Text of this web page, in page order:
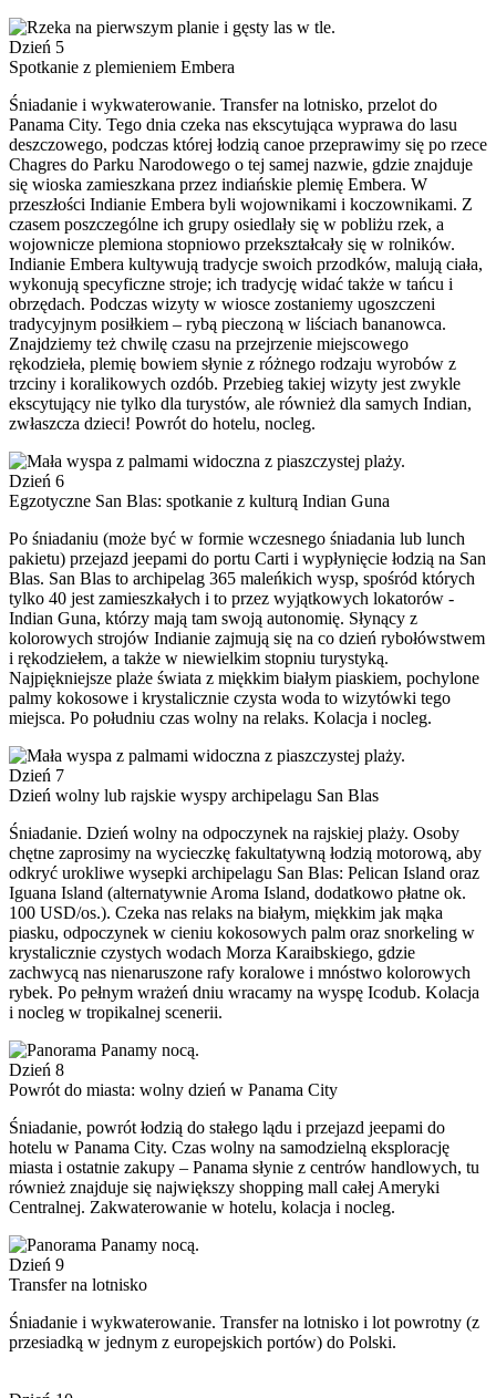
Dzień 5
Spotkanie z plemieniem Embera
Śniadanie i wykwaterowanie. Transfer na lotnisko, przelot do
Panama City. Tego dnia czeka nas ekscytująca wyprawa do lasu
deszczowego, podczas której łodzią canoe przeprawimy się po rzece
Chagres do Parku Narodowego o tej samej nazwie, gdzie znajduje
się wioska zamieszkana przez indiańskie plemię Embera. W
przeszłości Indianie Embera byli wojownikami i koczownikami. Z
czasem poszczególne ich grupy osiedlały się w pobliżu rzek, a
wojownicze plemiona stopniowo przekształcały się w rolników.
Indianie Embera kultywują tradycje swoich przodków, malują ciała,
wykonują specyficzne stroje; ich tradycję widać także w tańcu i
obrzędach. Podczas wizyty w wiosce zostaniemy ugoszczeni
tradycyjnym posiłkiem – rybą pieczoną w liściach bananowca.
Znajdziemy też chwilę czasu na przejrzenie miejscowego
rękodzieła, plemię bowiem słynie z różnego rodzaju wyrobów z
trzciny i koralikowych ozdób. Przebieg takiej wizyty jest zwykle
ekscytujący nie tylko dla turystów, ale również dla samych Indian,
zwłaszcza dzieci! Powrót do hotelu, nocleg.
Dzień 6
Egzotyczne San Blas: spotkanie z kulturą Indian Guna
Po śniadaniu (może być w formie wczesnego śniadania lub lunch
pakietu) przejazd jeepami do portu Carti i wypłynięcie łodzią na San
Blas. San Blas to archipelag 365 maleńkich wysp, spośród których
tylko 40 jest zamieszkałych i to przez wyjątkowych lokatorów -
Indian Guna, którzy mają tam swoją autonomię. Słynący z
kolorowych strojów Indianie zajmują się na co dzień rybołówstwem
i rękodziełem, a także w niewielkim stopniu turystyką.
Najpiękniejsze plaże świata z miękkim białym piaskiem, pochylone
palmy kokosowe i krystalicznie czysta woda to wizytówki tego
miejsca. Po południu czas wolny na relaks. Kolacja i nocleg.
Dzień 7
Dzień wolny lub rajskie wyspy archipelagu San Blas
Śniadanie. Dzień wolny na odpoczynek na rajskiej plaży. Osoby
chętne zaprosimy na wycieczkę fakultatywną łodzią motorową, aby
odkryć urokliwe wysepki archipelagu San Blas: Pelican Island oraz
Iguana Island (alternatywnie Aroma Island, dodatkowo płatne ok.
100 USD/os.). Czeka nas relaks na białym, miękkim jak mąka
piasku, odpoczynek w cieniu kokosowych palm oraz snorkeling w
krystalicznie czystych wodach Morza Karaibskiego, gdzie
zachwycą nas nienaruszone rafy koralowe i mnóstwo kolorowych
rybek. Po pełnym wrażeń dniu wracamy na wyspę Icodub. Kolacja
i nocleg w tropikalnej scenerii.
Dzień 8
Powrót do miasta: wolny dzień w Panama City
Śniadanie, powrót łodzią do stałego lądu i przejazd jeepami do
hotelu w Panama City. Czas wolny na samodzielną eksplorację
miasta i ostatnie zakupy – Panama słynie z centrów handlowych, tu
również znajduje się największy shopping mall całej Ameryki
Centralnej. Zakwaterowanie w hotelu, kolacja i nocleg.
Dzień 9
Transfer na lotnisko
Śniadanie i wykwaterowanie. Transfer na lotnisko i lot powrotny (z
przesiadką w jednym z europejskich portów) do Polski.